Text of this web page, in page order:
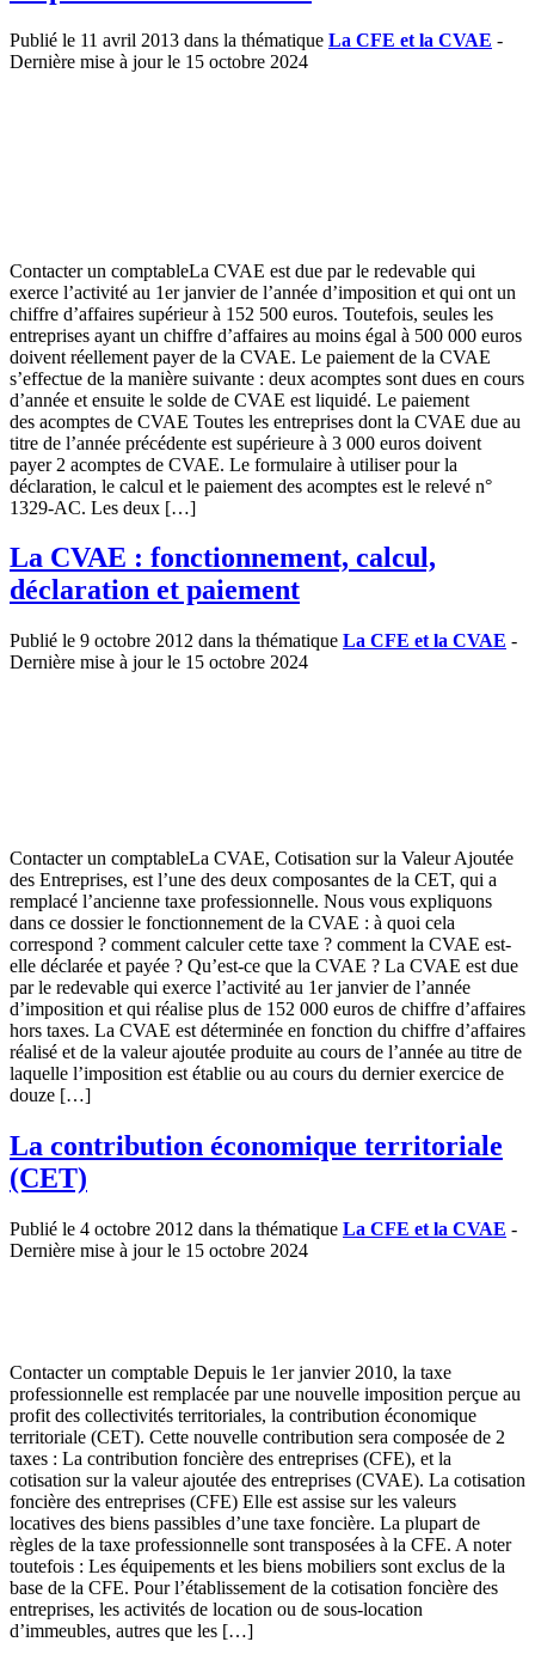
Publié le 11 avril 2013 dans la thématique La CFE et la CVAE -
Dernière mise à jour le 15 octobre 2024
Contacter un comptableLa CVAE est due par le redevable qui
exerce l’activité au 1er janvier de l’année d’imposition et qui ont un
chiffre d’affaires supérieur à 152 500 euros. Toutefois, seules les
entreprises ayant un chiffre d’affaires au moins égal à 500 000 euros
doivent réellement payer de la CVAE. Le paiement de la CVAE
s’effectue de la manière suivante : deux acomptes sont dues en cours
d’année et ensuite le solde de CVAE est liquidé. Le paiement
des acomptes de CVAE Toutes les entreprises dont la CVAE due au
titre de l’année précédente est supérieure à 3 000 euros doivent
payer 2 acomptes de CVAE. Le formulaire à utiliser pour la
déclaration, le calcul et le paiement des acomptes est le relevé n°
1329-AC. Les deux […]
La CVAE : fonctionnement, calcul,
déclaration et paiement
Publié le 9 octobre 2012 dans la thématique La CFE et la CVAE -
Dernière mise à jour le 15 octobre 2024
Contacter un comptableLa CVAE, Cotisation sur la Valeur Ajoutée
des Entreprises, est l’une des deux composantes de la CET, qui a
remplacé l’ancienne taxe professionnelle. Nous vous expliquons
dans ce dossier le fonctionnement de la CVAE : à quoi cela
correspond ? comment calculer cette taxe ? comment la CVAE est-
elle déclarée et payée ? Qu’est-ce que la CVAE ? La CVAE est due
par le redevable qui exerce l’activité au 1er janvier de l’année
d’imposition et qui réalise plus de 152 000 euros de chiffre d’affaires
hors taxes. La CVAE est déterminée en fonction du chiffre d’affaires
réalisé et de la valeur ajoutée produite au cours de l’année au titre de
laquelle l’imposition est établie ou au cours du dernier exercice de
douze […]
La contribution économique territoriale
(CET)
Publié le 4 octobre 2012 dans la thématique La CFE et la CVAE -
Dernière mise à jour le 15 octobre 2024
Contacter un comptable Depuis le 1er janvier 2010, la taxe
professionnelle est remplacée par une nouvelle imposition perçue au
profit des collectivités territoriales, la contribution économique
territoriale (CET). Cette nouvelle contribution sera composée de 2
taxes : La contribution foncière des entreprises (CFE), et la
cotisation sur la valeur ajoutée des entreprises (CVAE). La cotisation
foncière des entreprises (CFE) Elle est assise sur les valeurs
locatives des biens passibles d’une taxe foncière. La plupart de
règles de la taxe professionnelle sont transposées à la CFE. A noter
toutefois : Les équipements et les biens mobiliers sont exclus de la
base de la CFE. Pour l’établissement de la cotisation foncière des
entreprises, les activités de location ou de sous-location
d’immeubles, autres que les […]